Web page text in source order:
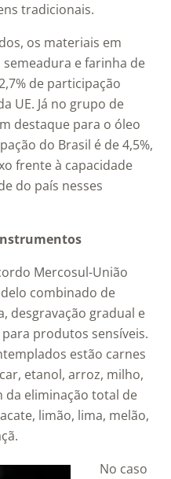
tradicionais.
os materiais em
e farinha de
de participação
UE. Já no grupo de
destaque para o óleo
do Brasil é de 4,5%,
frente à capacidade
do país nesses
Mercosul-União
combinado de
desgravação gradual e
produtos sensíveis.
estão carnes
etanol, arroz, milho,
da eliminação total de
limão, lima, melão,
No caso